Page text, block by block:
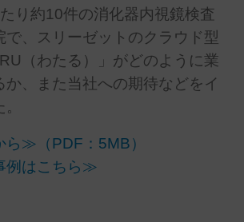
り約10件の消化器内視鏡検査
で、スリーゼットのクラウド型
（わたる）」がどのように業
か、また当社への期待などをイ
ら≫（PDF：5MB）
例はこちら≫